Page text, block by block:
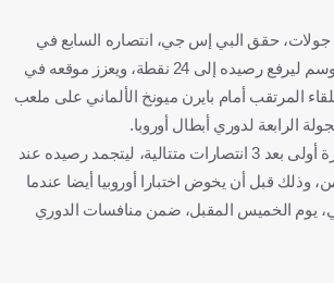
وبعد 3 تعادلات في آخر 5 جولات، حقق البي إس جي، انتصاره السابع في
مشواره بالدوري هذا الموسم ليرفع رصيده إلى 24 نقطة، ويعزز موقعه في
3 أيام من اللقاء المرتقب أمام بايرن ميونخ الألماني على ملعب
الرابعة لدوري أبطال أوروبا.
أما نيس، فقد تلقى خسارة أولى بعد 3 انتصارات متتالية، ليتجمد رصيده عند
وذلك قبل أن يخوض اختبارا أوروبيا أيضا عندما
يوم الخميس المقبل، ضمن منافسات الدوري